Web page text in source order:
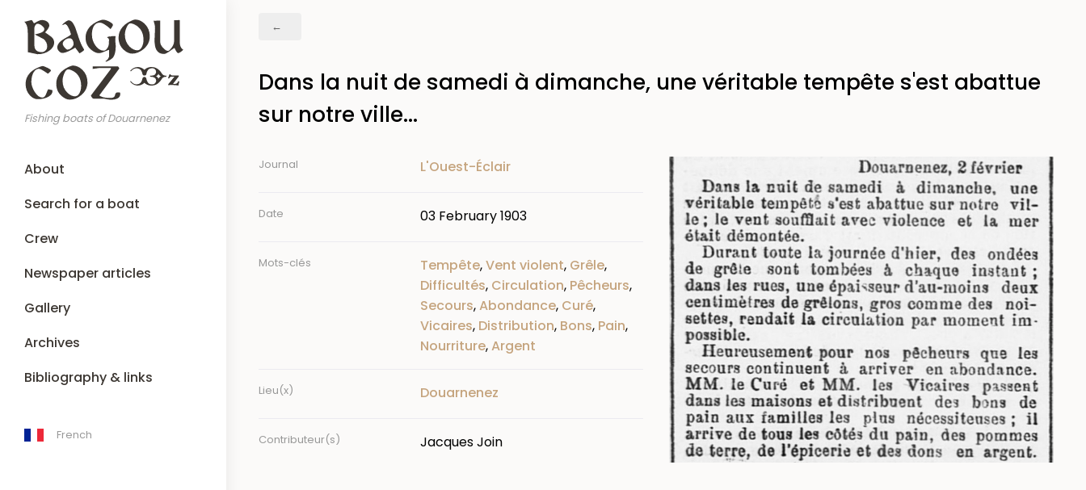
main
content
Fishing boats of Douarnenez
MainAbout
Search for a boat
Crew
Newspaper articles
Gallery
Archives
Bibliography & links
French
Breadcrumb
Dans la nuit de samedi à dimanche, une véritable tempête s'est abattue
sur notre ville...
Journal L'Ouest-Éclair
Date 03 February 1903
Mots-clés Tempête,Vent violent, Grêle,
Difficultés, Circulation, Pêcheurs,
Secours,Abondance, Curé,
Vicaires, Distribution, Bons, Pain,
Nourriture,Argent
Lieu(x) Douarnenez
Contributeur(s) Jacques Join
Image